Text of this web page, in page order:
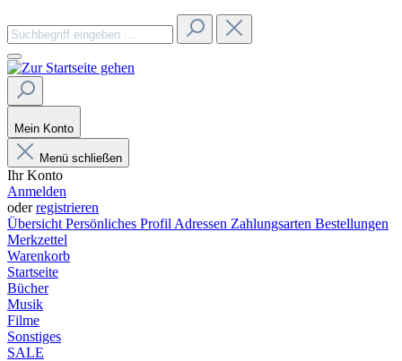
Mein Konto
Menü schließen
Ihr Konto
Anmelden
oderregistrieren
Übersicht Persönliches Profil Adressen Zahlungsarten Bestellungen
Merkzettel
Warenkorb
Startseite
Bücher
Musik
Filme
Sonstiges
SALE